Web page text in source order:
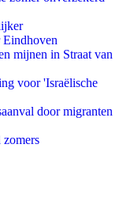
mijnen in Straat van
voor 'Israëlische
door migranten
zomers